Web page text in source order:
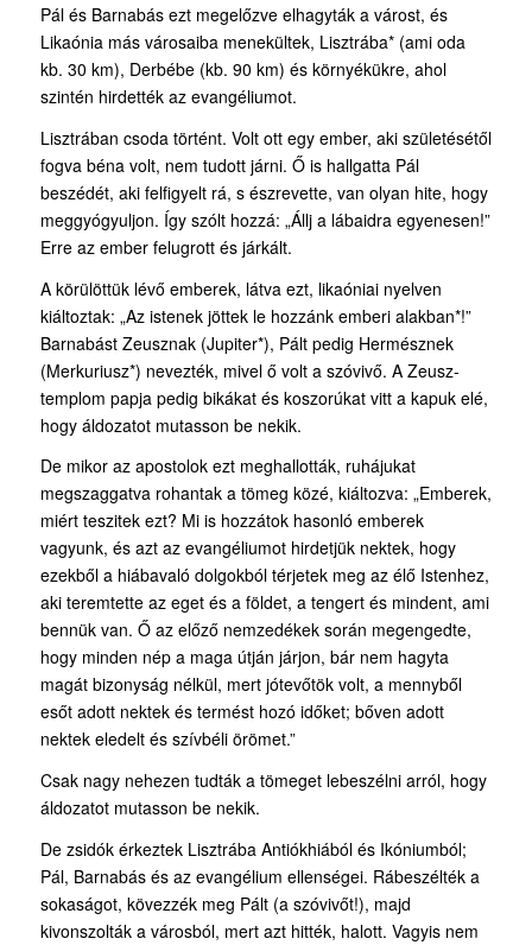
Pál és Barnabás ezt megelőzve elhagyták a várost, és
Likaónia más városaiba menekültek, Lisztrába* (ami oda
kb. 30 km), Derbébe (kb. 90 km) és környékükre, ahol
szintén hirdették az evangéliumot.
Lisztrában csoda történt. Volt ott egy ember, aki születésétől
fogva béna volt, nem tudott járni. Ő is hallgatta Pál
beszédét, aki felfigyelt rá, s észrevette, van olyan hite, hogy
meggyógyuljon. Így szólt hozzá: „Állj a lábaidra egyenesen!”
Erre az ember felugrott és járkált.
A körülöttük lévő emberek, látva ezt, likaóniai nyelven
kiáltoztak: „Az istenek jöttek le hozzánk emberi alakban*!”
Barnabást Zeusznak (Jupiter*), Pált pedig Hermésznek
(Merkuriusz*) nevezték, mivel ő volt a szóvivő. A Zeusz-
templom papja pedig bikákat és koszorúkat vitt a kapuk elé,
hogy áldozatot mutasson be nekik.
De mikor az apostolok ezt meghallották, ruhájukat
megszaggatva rohantak a tömeg közé, kiáltozva: „Emberek,
miért teszitek ezt? Mi is hozzátok hasonló emberek
vagyunk, és azt az evangéliumot hirdetjük nektek, hogy
ezekből a hiábavaló dolgokból térjetek meg az élő Istenhez,
aki teremtette az eget és a földet, a tengert és mindent, ami
bennük van. Ő az előző nemzedékek során megengedte,
hogy minden nép a maga útján járjon, bár nem hagyta
magát bizonyság nélkül, mert jótevőtök volt, a mennyből
esőt adott nektek és termést hozó időket; bőven adott
nektek eledelt és szívbéli örömet.”
Csak nagy nehezen tudták a tömeget lebeszélni arról, hogy
áldozatot mutasson be nekik.
De zsidók érkeztek Lisztrába Antiókhiából és Ikóniumból;
Pál, Barnabás és az evangélium ellenségei. Rábeszélték a
sokaságot, kövezzék meg Pált (a szóvivőt!), majd
kivonszolták a városból, mert azt hitték, halott. Vagyis nem